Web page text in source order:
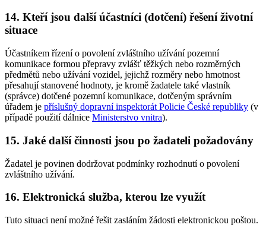
14. Kteří jsou další účastníci (dotčení) řešení životní
situace
Účastníkem řízení o povolení zvláštního užívání pozemní
komunikace formou přepravy zvlášť těžkých nebo rozměrných
předmětů nebo užívání vozidel, jejichž rozměry nebo hmotnost
přesahují stanovené hodnoty, je kromě žadatele také vlastník
(správce) dotčené pozemní komunikace, dotčeným správním
úřadem je příslušný dopravní inspektorát Policie České republiky (v
případě použití dálnice Ministerstvo vnitra).
15. Jaké další činnosti jsou po žadateli požadovány
Žadatel je povinen dodržovat podmínky rozhodnutí o povolení
zvláštního užívání.
16. Elektronická služba, kterou lze využít
Tuto situaci není možné řešit zasláním žádosti elektronickou poštou.